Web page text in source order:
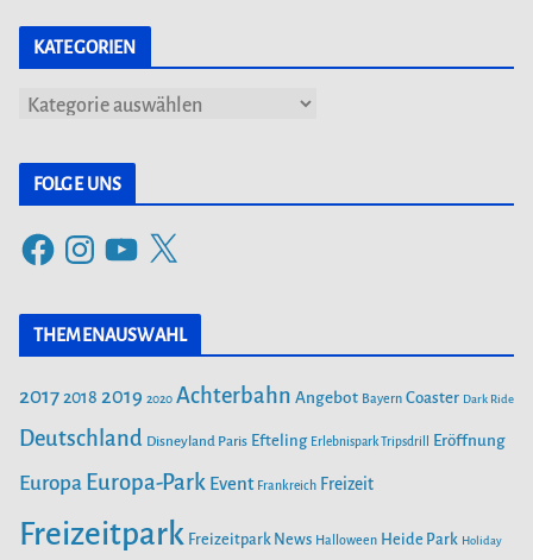
KATEGORIEN
g
e
n
FOLGE UNS
F
c
o
o
s
t
g
r
Y
u
T
b
e
X
THEMENAUSWAHL
20172018 2019 2020 Achterbahn Angebot Bayern Coaster Dark Ride
Deutschland Disneyland Paris Efteling Erlebnispark Tripsdrill Eröffnung
Europa Europa-Park Event Frankreich Freizeit
Freizeitpark Freizeitpark News Halloween Heide Park Holiday